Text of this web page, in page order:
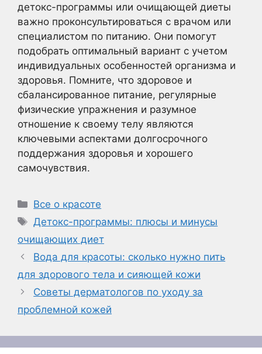
детокс-программы или очищающей диеты
важно проконсультироваться с врачом или
специалистом по питанию. Они помогут
подобрать оптимальный вариант с учетом
индивидуальных особенностей организма и
здоровья. Помните, что здоровое и
сбалансированное питание, регулярные
физические упражнения и разумное
отношение к своему телу являются
ключевыми аспектами долгосрочного
поддержания здоровья и хорошего
самочувствия.
Рубрики
Все о красоте
Метки
Детокс-программы: плюсы и минусы
очищающих диет
Вода для красоты: сколько нужно пить
для здорового тела и сияющей кожи
Советы дерматологов по уходу за
проблемной кожей